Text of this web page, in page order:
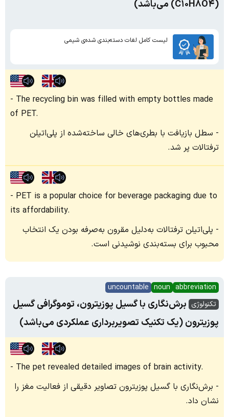
(C۱۰H۸O۴) می‌باشد)
لیست کامل لغات دسته‌بندی شده‌ی شیمی
The recycling bin was filled with empty bottles made
of PET.
سطل بازیافت با بطری‌های خالی ساخته‌شده از پلی‌اتیلن
ترفتالات پر شد.
PET is a popular choice for beverage packaging due to
its affordability.
پلی‌اتیلن ترفتالات به‌دلیل مقرون به‌صرفه بودن یک انتخاب
محبوب برای بسته‌بندی نوشیدنی است.
abbreviation
noun
uncountable
تکنولوژی برش‌نگاری با گسیل پوزیترون، توموگرافی گسیل
پوزیترون (یک تکنیک تصویربرداری عملکردی می‌باشد)
The pet revealed detailed images of brain activity.
برش‌نگاری با گسیل پوزیترون تصاویر دقیقی از فعالیت مغز را
نشان داد.